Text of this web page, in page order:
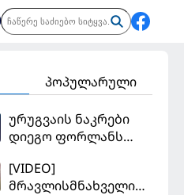
პოპულარული
ურუგვაის ნაკრები
დიეგო ფორლანს
[VIDEO]
მრავლისმნახველი